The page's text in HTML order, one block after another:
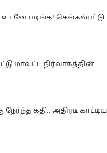
படிங்க! செங்கல்பட்டு
மாவட்ட நிர்வாகத்தின்
கதி.. அதிரடி காட்டிய